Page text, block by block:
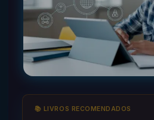
📚 LIVROS RECOMENDADOS